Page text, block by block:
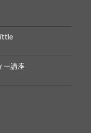
ー講座